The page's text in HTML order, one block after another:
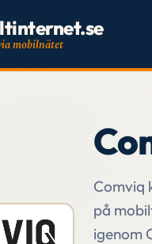
mobilnätet
Comviq
på
igenom